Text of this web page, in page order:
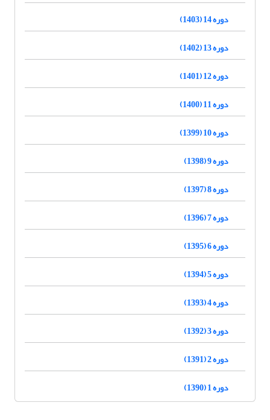
دوره 14 (1403)
دوره 13 (1402)
دوره 12 (1401)
دوره 11 (1400)
دوره 10 (1399)
دوره 9 (1398)
دوره 8 (1397)
دوره 7 (1396)
دوره 6 (1395)
دوره 5 (1394)
دوره 4 (1393)
دوره 3 (1392)
دوره 2 (1391)
دوره 1 (1390)